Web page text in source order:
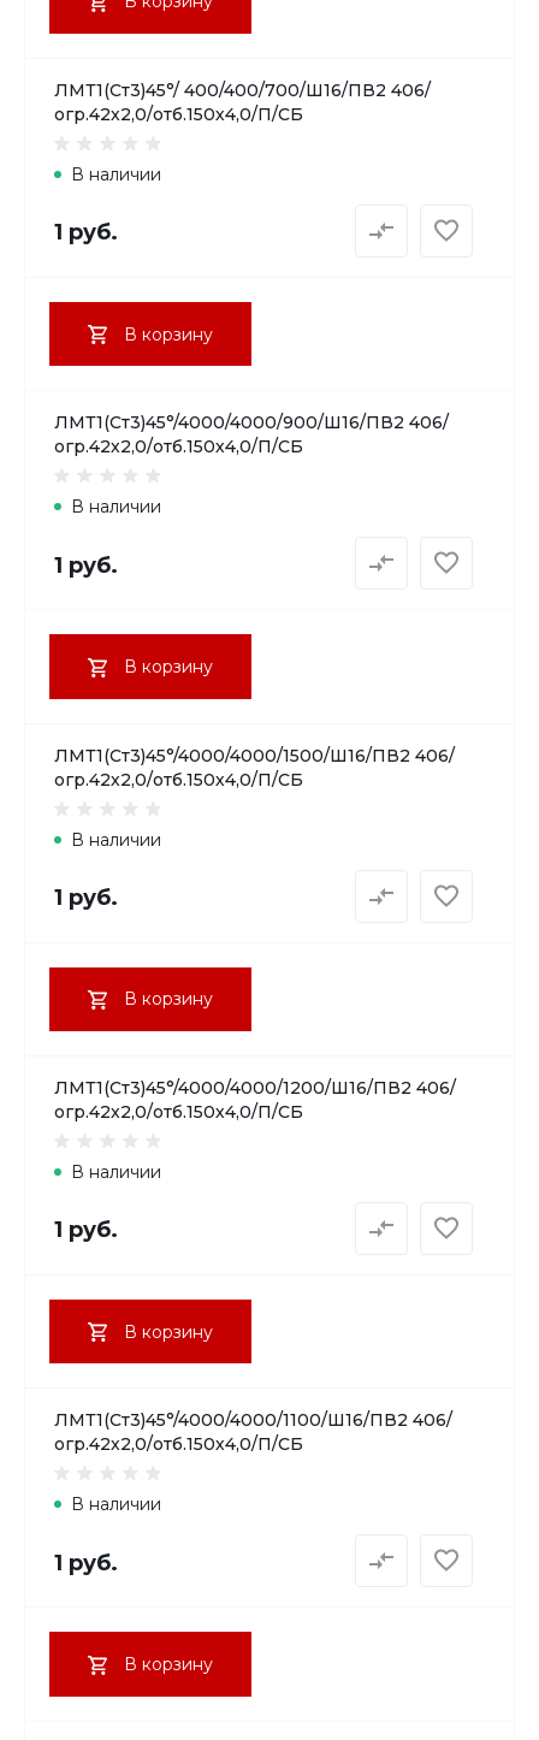
ЛМТ1(Ст3)45°/ 400/400/700/Ш16/ПВ2 406/
огр.42х2,0/отб.150х4,0/П/СБ
В наличии
1 руб.
В корзину
ЛМТ1(Ст3)45°/4000/4000/900/Ш16/ПВ2 406/
огр.42х2,0/отб.150х4,0/П/СБ
В наличии
1 руб.
В корзину
ЛМТ1(Ст3)45°/4000/4000/1500/Ш16/ПВ2 406/
огр.42х2,0/отб.150х4,0/П/СБ
В наличии
1 руб.
В корзину
ЛМТ1(Ст3)45°/4000/4000/1200/Ш16/ПВ2 406/
огр.42х2,0/отб.150х4,0/П/СБ
В наличии
1 руб.
В корзину
ЛМТ1(Ст3)45°/4000/4000/1100/Ш16/ПВ2 406/
огр.42х2,0/отб.150х4,0/П/СБ
В наличии
1 руб.
В корзину